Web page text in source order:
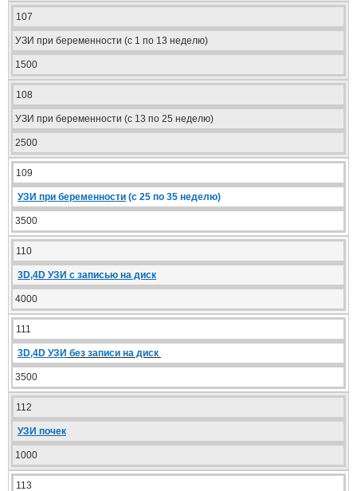
107
УЗИ при беременности (с 1 по 13 неделю)
1500
108
УЗИ при беременности (с 13 по 25 неделю)
2500
109
УЗИ при беременности (с 25 по 35 неделю)
3500
110
3D,4D УЗИ с записью на диск
4000
111
3D,4D УЗИ без записи на диск
3500
112
УЗИ почек
1000
113